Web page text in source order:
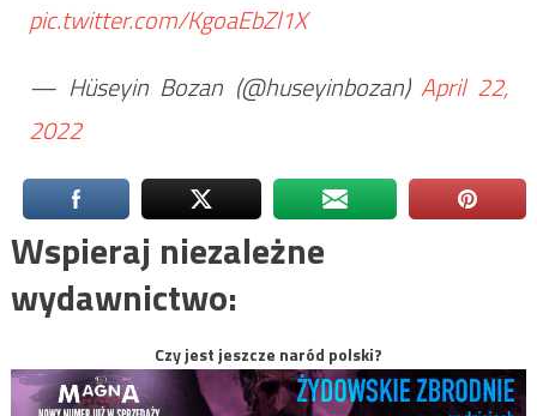
pic.twitter.com/KgoaEbZl1X
— Hüseyin Bozan (@huseyinbozan)April 22,
2022
Wspieraj niezależne
wydawnictwo:
Czy jest jeszcze naród polski?